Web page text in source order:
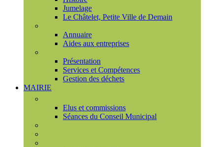
Jumelage
Le Châtelet, Petite Ville de Demain
Annuaire
Aides aux entreprises
Présentation
Services et Compétences
Gestion des déchets
MAIRIE
Elus et commissions
Séances du Conseil Municipal